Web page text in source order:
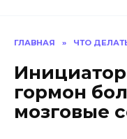
ГЛАВНАЯ » ЧТО
гормон
мозговые